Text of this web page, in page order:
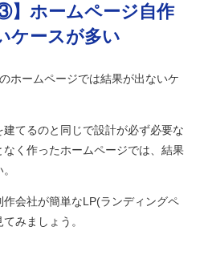
】ホームページ自作
ケースが多い
ホームページでは結果が出ないケ
てるのと同じで設計が必ず必要な
く作ったホームページでは、結果
会社が簡単なLP(ランディングペ
みましょう。